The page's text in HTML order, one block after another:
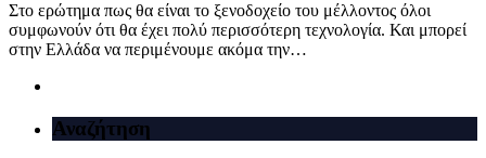
Στο ερώτημα πως θα είναι το ξενοδοχείο του μέλλοντος όλοι
συμφωνούν ότι θα έχει πολύ περισσότερη τεχνολογία. Και μπορεί
στην Ελλάδα να περιμένουμε ακόμα την…
Αναζήτηση